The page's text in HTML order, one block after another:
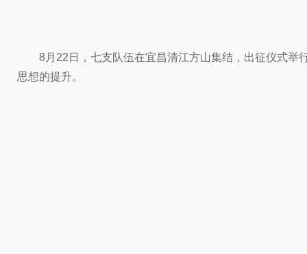
8月22日，七支队伍在宜昌清江方山集结，出征仪式举
思想的提升。